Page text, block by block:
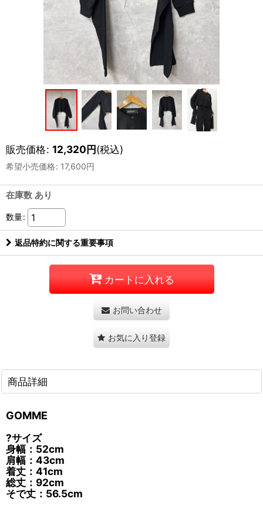
販売価格: 12,320円(税込)
希望小売価格: 17,600円
在庫数 あり
数量:
返品特約に関する重要事項
カートに入れる
お問い合わせ
お気に入り登録
商品詳細
GOMME
?サイズ
身幅：52cm
肩幅：43cm
着丈：41cm
総丈：92cm
そで丈：56.5cm